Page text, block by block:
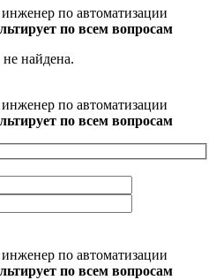
по автоматизации
по всем вопросам
найдена.
по автоматизации
по всем вопросам
по автоматизации
по всем вопросам